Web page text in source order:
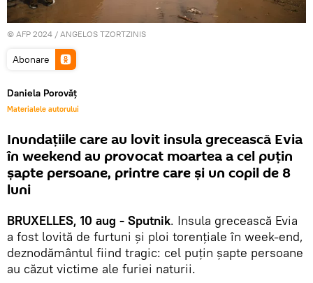
© AFP 2024 / ANGELOS TZORTZINIS
Abonare
Daniela Porovăț
Materialele autorului
Inundaţiile care au lovit insula grecească Evia
în weekend au provocat moartea a cel puțin
șapte persoane, printre care și un copil de 8
luni
BRUXELLES, 10 aug - Sputnik. Insula grecească Evia
a fost lovită de furtuni și ploi torențiale în week-end,
deznodământul fiind tragic: cel puțin șapte persoane
au căzut victime ale furiei naturii.